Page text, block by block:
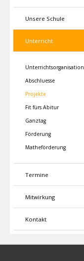
Unsere Schule
Unterricht
Unterrichtsorganisation
Abschluesse
Projekte
Fit fürs Abitur
Ganztag
Förderung
Matheförderung
Termine
Mitwirkung
Kontakt